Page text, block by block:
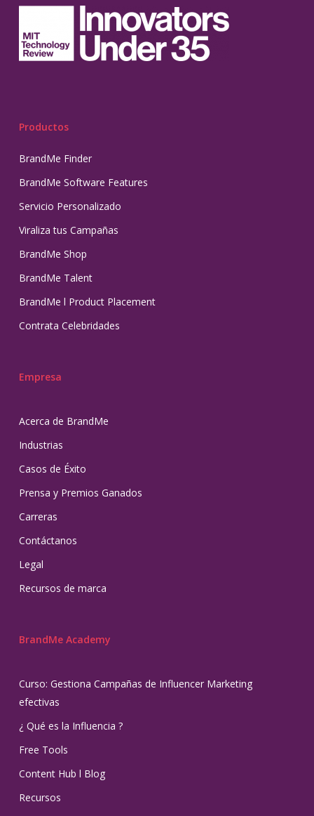
Productos
BrandMe Finder
BrandMe Software Features
Servicio Personalizado
Viraliza tus Campañas
BrandMe Shop
BrandMe Talent
BrandMe l Product Placement
Contrata Celebridades
Empresa
Acerca de BrandMe
Industrias
Casos de Éxito
Prensa y Premios Ganados
Carreras
Contáctanos
Legal
Recursos de marca
BrandMe Academy
Curso: Gestiona Campañas de Influencer Marketing
efectivas
¿ Qué es la Influencia ?
Free Tools
Content Hub l Blog
Recursos